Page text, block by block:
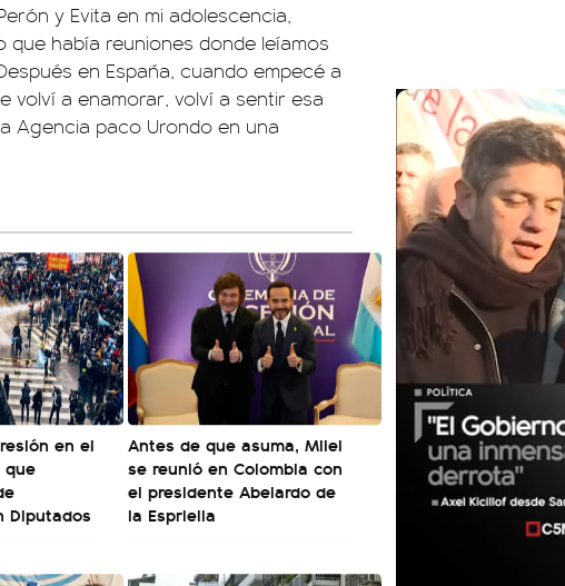
y Evita en mi adolescencia,
que había reuniones donde leíamos
en España, cuando empecé a
volví a enamorar, volví a sentir esa
Agencia paco Urondo en una
en el
que
Diputados
Antes de que asuma, Milei
se reunió en Colombia con
el presidente Abelardo de
la Espriella